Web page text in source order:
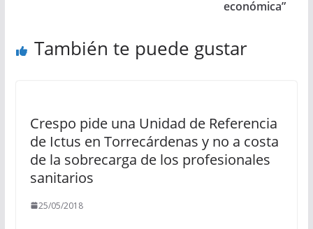
económica”
También te puede gustar
Crespo pide una Unidad de Referencia
de Ictus en Torrecárdenas y no a costa
de la sobrecarga de los profesionales
sanitarios
25/05/2018